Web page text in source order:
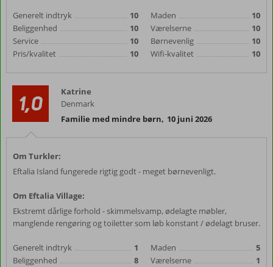
Generelt indtryk
10
Beliggenhed
10
Service
10
Pris/kvalitet
10
Maden
10
Værelserne
10
Børnevenlig
10
Wifi-kvalitet
10
1,0
Katrine
Denmark
Familie med mindre børn, 10 juni 2026
Om Turkler:
Eftalia Island fungerede rigtig godt - meget børnevenligt.
Om Eftalia Village:
Ekstremt dårlige forhold - skimmelsvamp, ødelagte møbler,
manglende rengøring og toiletter som løb konstant / ødelagt bruser.
Generelt indtryk
1
Beliggenhed
8
Maden
5
Værelserne
1